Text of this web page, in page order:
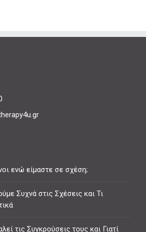
ενώ είμαστε σε σχέση;
Συχνά στις Σχέσεις και Τι
τις Συγκρούσεις τους και Γιατί